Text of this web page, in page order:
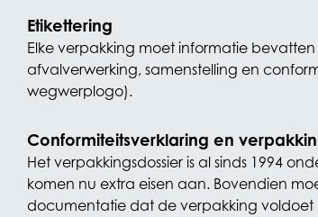
Etikettering
Elke verpakking moet informatie
afvalverwerking, samenstelling en
wegwerplogo).
Conformiteitsverklaring en
Het verpakkingsdossier is al sinds 1994
komen nu extra eisen aan. Bovendien
documentatie dat de verpakking voldoet